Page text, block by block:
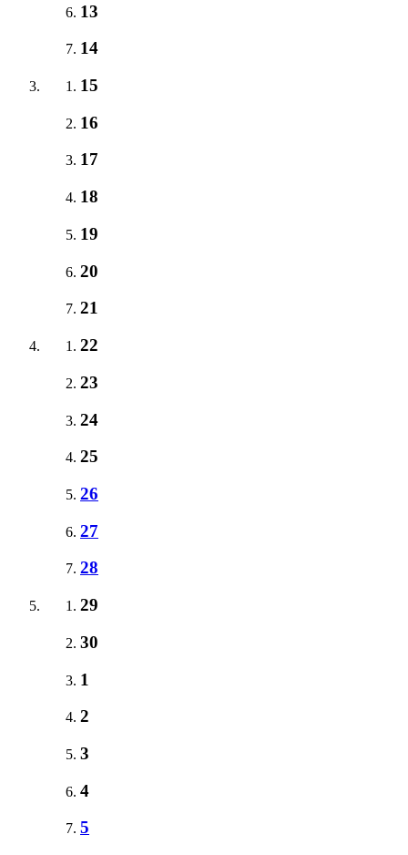
13
14
15
16
17
18
19
20
21
22
23
24
25
26
27
28
29
30
1
2
3
4
5